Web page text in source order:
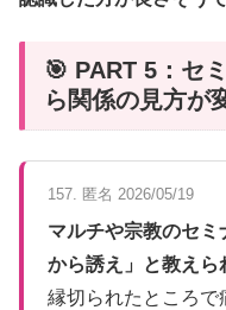
🎯 PART 5：セ
ら関係の見方が
157. 匿名 2026/05/19
マルチや宗教のセ
から誘え」と教えら
縁切られたところで